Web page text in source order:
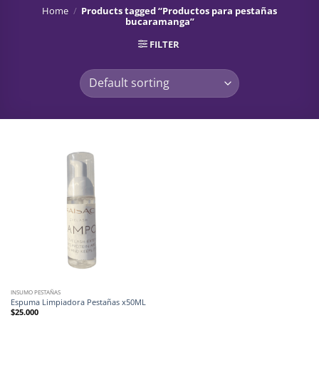
Home / Products tagged “Productos para pestañas
bucaramanga”
FILTER
INSUMO PESTAÑAS
Espuma Limpiadora Pestañas x50ML
$25.000